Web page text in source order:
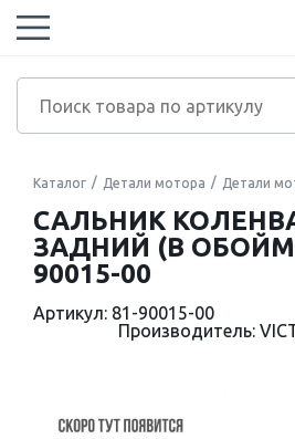
Каталог Детали мотора Детали
САЛЬНИК
ЗАДНИЙ (В
90015-00
Артикул: 81-90015-00
Производитель: